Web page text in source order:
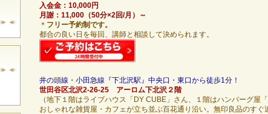
入会金：10,000円
月謝：11,000（50分×2回/月）
～
＊ フリー予約制です。
都合の良い日を毎回、講師と相談して決められます。
井の頭線・小田急線『下北沢駅』中央口・東口から徒歩1分！
世田谷区北沢2-26-25 アーロム下北沢２階
（地下１階はライブハウス「DY CUBE」さん、１階はハンバーグ屋
おしゃれな雑貨屋・カフェが立ち並ぶ百花通り沿い。無印良品のすぐ